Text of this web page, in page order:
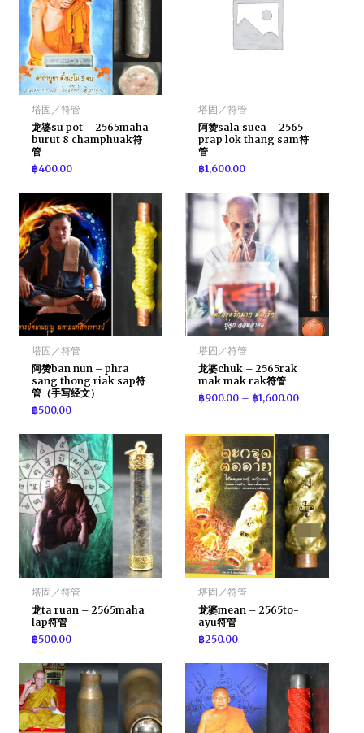
塔固／符管
龙婆su pot – 2565maha
burut 8 champhuak符
管
฿400.00
塔固／符管
阿赞sala suea – 2565
prap lok thang sam符
管
฿1,600.00
塔固／符管
阿赞ban nun – phra
sang thong riak sap符
管（手写经文）
฿500.00
塔固／符管
龙婆chuk – 2565rak
mak mak rak符管
฿900.00 – ฿1,600.00
塔固／符管
龙ta ruan – 2565maha
lap符管
฿500.00
塔固／符管
龙婆mean – 2565to-
ayu符管
฿250.00